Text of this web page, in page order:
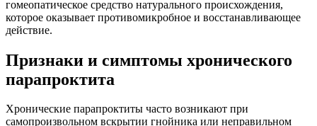
гомеопатическое средство натурального происхождения,
которое оказывает противомикробное и восстанавливающее
действие.
Признаки и симптомы хронического
парапроктита
Хронические парапроктиты часто возникают при
самопроизвольном вскрытии гнойника или неправильном